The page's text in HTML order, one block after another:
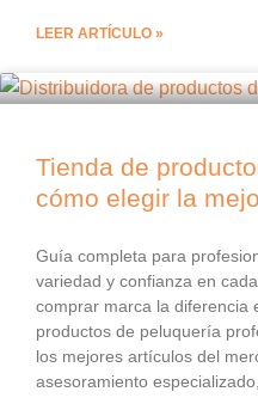
LEER ARTÍCULO »
Tienda de
cómo elegir la
Guía completa para
variedad y confianza en
comprar marca la diferencia
productos de peluquería
los mejores artículos del
asesoramiento